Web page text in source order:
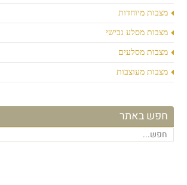
מצבות מיוחדות
מצבות מסלע גבישי
מצבות מסלעים
מצבות מעוצבות
חפש באתר